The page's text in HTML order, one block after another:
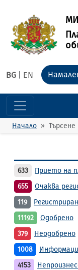
BG EN
Начало Търсене
633
Прието на
655
Очаква
119
11192
Одобрено
379
Неодобрено
1008
4153